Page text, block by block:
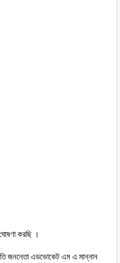
করছি ।
জননেতা এডভোকেট এম এ মান্নান